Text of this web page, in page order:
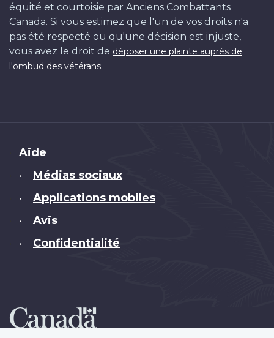
équité et courtoisie par Anciens Combattants
Canada. Si vous estimez que l'un de vos droits n'a
pas été respecté ou qu'une décision est injuste,
vous avez le droit de déposer une plainte auprès de
l'ombud des vétérans.
Brand
Aide
• Médias sociaux
• Applications mobiles
• Avis
• Confidentialité